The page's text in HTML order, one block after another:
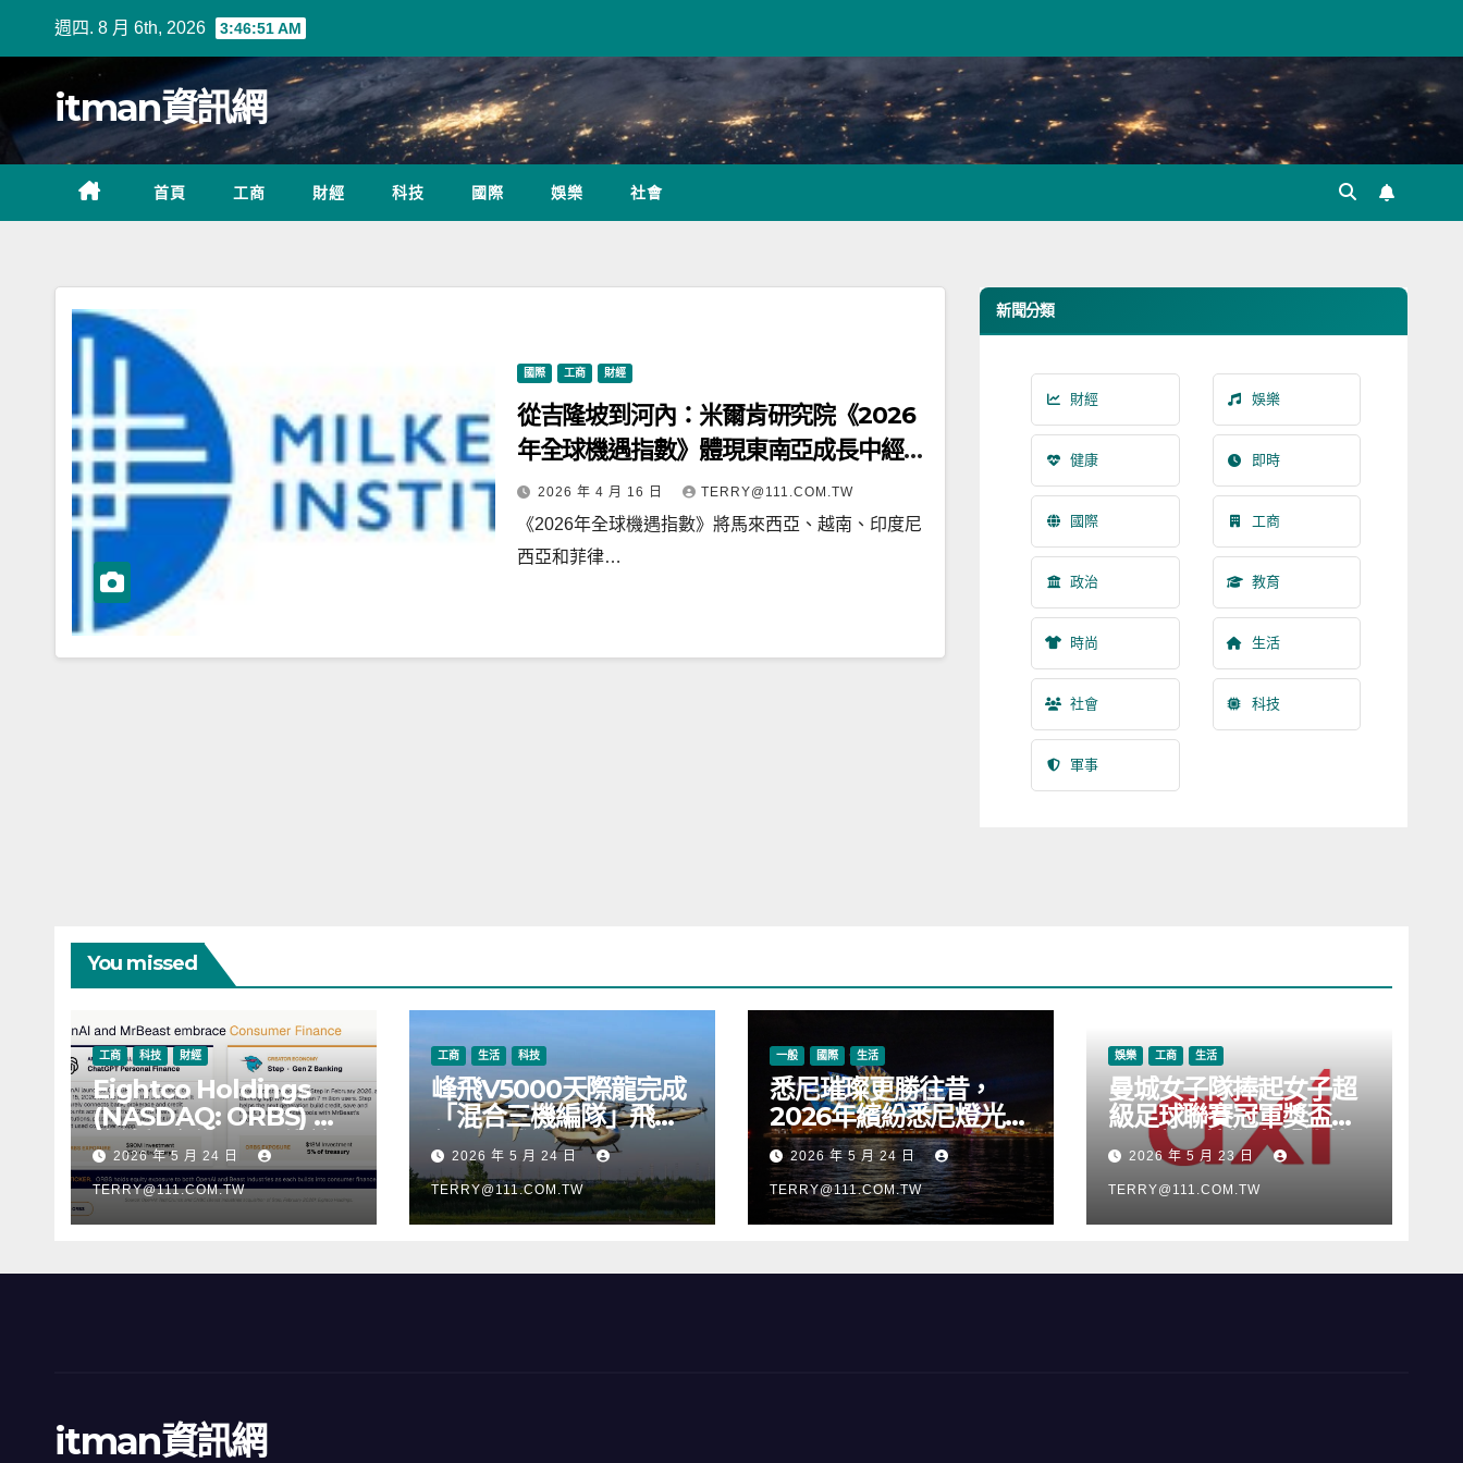
週四. 8 月 6th, 2026 3:46:51 AM
itman資訊網
首頁 工商 財經 科技 國際 娛樂 社會
國際 工商 財經
從吉隆坡到河內：米爾肯研究院《2026
年全球機遇指數》體現東南亞成長中經濟
體的韌性與穩健的增長態勢
2026 年 4 月 16 日 TERRY@111.COM.TW
《2026年全球機遇指數》將馬來西亞、越南、印度尼
西亞和菲律…
新聞分類
財經 娛樂
健康 即時
國際 工商
政治 教育
時尚 生活
社會 科技
軍事
You missed
工商 科技 財經
Eightco Holdings
(NASDAQ: ORBS) 公
佈總持倉約 3.37 億美
元，涵蓋 OpenAI、
Beast Industries、超
過 11,000 枚以太幣
WLD 代幣
2026 年 5 月 24 日
TERRY@111.COM.TW
工商 生活 科技
峰飛V5000天際龍完成
「混合三機編隊」飛
行，正式進入適航取證
階段
2026 年 5 月 24 日
TERRY@111.COM.TW
一般 國際 生活
悉尼璀璨更勝往昔，
2026年繽紛悉尼燈光音
樂節絢麗啟幕
2026 年 5 月 24 日
TERRY@111.COM.TW
娛樂 工商 生活
曼城女子隊捧起女子超
級足球聯賽冠軍獎盃，
Axi 亦順勢推出「我的
根源」宣傳活動
2026 年 5 月 23 日
TERRY@111.COM.TW
itman資訊網